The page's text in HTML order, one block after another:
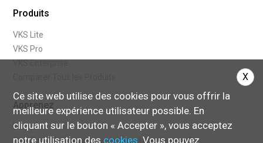
Ce site web utilise des cookies pour vous offrir la
meilleure expérience utilisateur possible. En
cliquant sur le bouton « Accepter », vous acceptez
notre utilisation des cookies . Vous pouvez
X
Produits
VKS Lite
VKS Pro
Apprenez
Blogue
Que Sont les Instructions de travail Numériques?